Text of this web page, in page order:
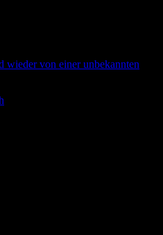
von einer unbekannten